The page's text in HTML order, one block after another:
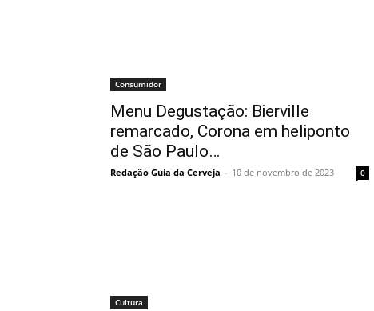
Consumidor
Menu Degustação: Bierville
remarcado, Corona em heliponto
de São Paulo…
Redação Guia da Cerveja - 10 de novembro de 2023 0
Cultura